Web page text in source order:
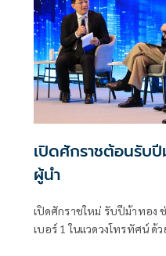
อินเตอร์แฟนทุกคนแน่นอน
เปิดศักราชต้อนรับ
ผู้นำ
เปิดศักราชใหม่ รับปีม้าทอง
เบอร์ 1 ในแวดวงโทรทัศน์